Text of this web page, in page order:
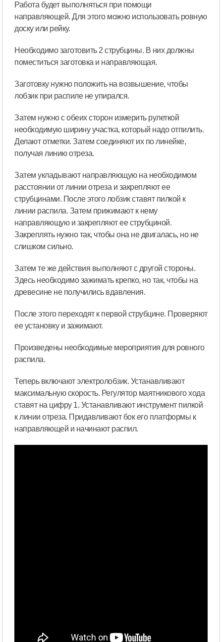
Работа будет выполняться при помощи
направляющей. Для этого можно использовать ровную
доску или рейку.
Необходимо заготовить 2 струбцины. В них должны
поместиться заготовка и направляющая.
Заготовку нужно положить на возвышение, чтобы
лобзик при распиле не упирался.
Затем нужно с обеих сторон измерить рулеткой
необходимую ширину участка, который надо отпилить.
Делают отметки. Затем соединяют их по линейке,
получая линию отреза.
Затем укладывают направляющую на необходимом
расстоянии от линии отреза и закрепляют ее
струбцинами. После этого лобзик ставят пилкой к
линии распила. Затем прижимают к нему
направляющую и закрепляют ее струбциной.
Закреплять нужно так, чтобы она не двигалась, но не
слишком сильно.
Затем те же действия выполняют с другой стороны.
Здесь необходимо зажимать крепко, но так, чтобы на
древесине не получились вдавления.
После этого переходят к первой струбцине. Проверяют
ее установку и зажимают.
Произведены необходимые мероприятия для ровного
распила.
Теперь включают электролобзик. Устанавливают
максимальную скорость. Регулятор маятникового хода
ставят на цифру 1. Устанавливают инструмент пилкой
к линии отреза. Придавливают бок его платформы к
направляющей и начинают распил.